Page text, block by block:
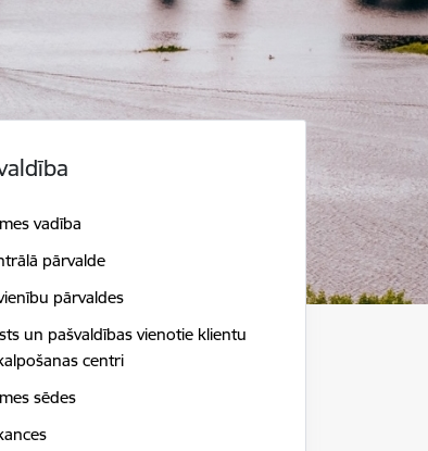
vadība
pārvalde
pārvaldes
un pašvaldības vienotie klientu
centri
sēdes